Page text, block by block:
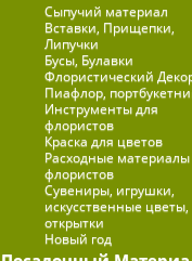
Сыпучий материал
Вставки, Прищепки,
Липучки
Бусы, Булавки
Флористический
Пиафлор,
Инструменты для
флористов
Краска для цветов
Расходные
флористов
Сувениры, игрушки,
искусственные цветы,
открытки
Новый год